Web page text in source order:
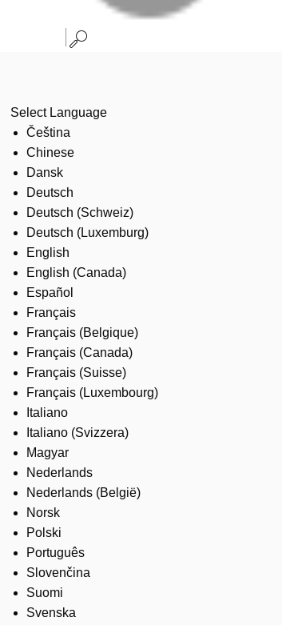
Select Language
Čeština
Chinese
Dansk
Deutsch
Deutsch (Schweiz)
Deutsch (Luxemburg)
English
English (Canada)
Español
Français
Français (Belgique)
Français (Canada)
Français (Suisse)
Français (Luxembourg)
Italiano
Italiano (Svizzera)
Magyar
Nederlands
Nederlands (België)
Norsk
Polski
Português
Slovenčina
Suomi
Svenska